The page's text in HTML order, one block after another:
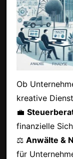
Ob
kreative
💼
finanzielle
⚖ Anwälte &
für